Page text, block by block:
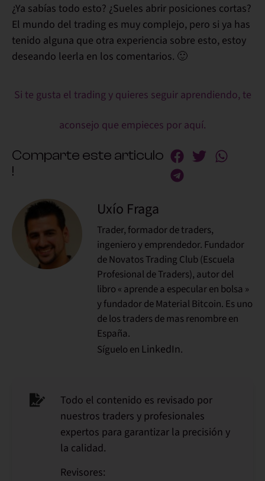
¿Ya sabías todo esto? ¿Sueles abrir posiciones cortas?
El mundo del trading es muy complejo, pero si ya has
tenido alguna que otra experiencia sobre esto, estoy
deseando leerla en los comentarios. 🙂
Si te gusta el trading y quieres seguir aprendiendo, te
aconsejo que empieces por aquí.
Comparte este articulo
!
Uxío Fraga
Trader, formador de traders,
ingeniero y emprendedor. Fundador
de Novatos Trading Club (Escuela
Profesional de Traders), autor del
libro « aprende a especular en bolsa »
y fundador de Material Bitcoin. Es uno
de los traders de mas renombre en
España.
Síguelo en LinkedIn.
Todo el contenido es revisado por
nuestros traders y profesionales
expertos para garantizar la precisión y
la calidad.
Revisores: